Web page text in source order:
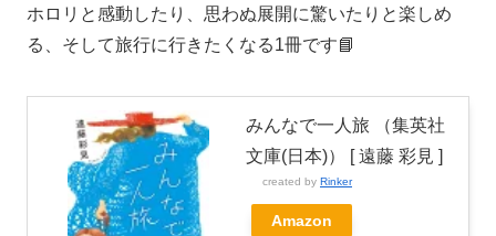
ホロリと感動したり、思わぬ展開に驚いたりと楽しめ
る、そして旅行に行きたくなる1冊です📘
みんなで一人旅 （集英社
文庫(日本)） [ 遠藤 彩見 ]
created by Rinker
Amazon